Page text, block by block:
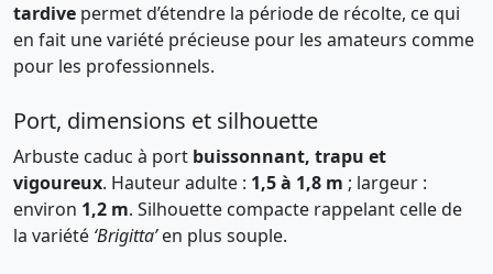
tardive permet d’étendre la période de récolte, ce qui
en fait une variété précieuse pour les amateurs comme
pour les professionnels.
Port, dimensions et silhouette
Arbuste caduc à port buissonnant, trapu et
vigoureux. Hauteur adulte : 1,5 à 1,8 m ; largeur :
environ 1,2 m. Silhouette compacte rappelant celle de
la variété ‘Brigitta’en plus souple.